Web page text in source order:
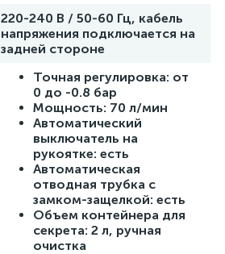
220-240 В / 50-60 Гц, кабель
напряжения подключается на
задней стороне
Точная регулировка: от
0 до -0.8 бар
Мощность: 70 л/мин
Автоматический
выключатель на
рукоятке: есть
Автоматическая
отводная трубка с
замком-защелкой: есть
Объем контейнера для
секрета: 2 л, ручная
очистка